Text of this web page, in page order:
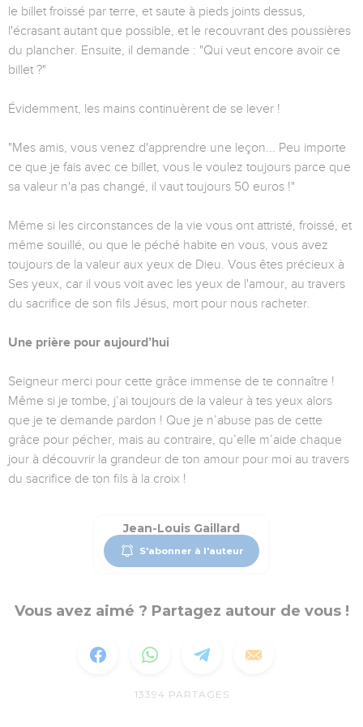
le billet froissé par terre, et saute à pieds joints dessus,
l'écrasant autant que possible, et le recouvrant des poussières
du plancher. Ensuite, il demande : "Qui veut encore avoir ce
billet ?"
Évidemment, les mains continuèrent de se lever !
"Mes amis, vous venez d'apprendre une leçon... Peu importe
ce que je fais avec ce billet, vous le voulez toujours parce que
sa valeur n'a pas changé, il vaut toujours 50 euros !"
Même si les circonstances de la vie vous ont attristé, froissé, et
même souillé, ou que le péché habite en vous, vous avez
toujours de la valeur aux yeux de Dieu. Vous êtes précieux à
Ses yeux, car il vous voit avec les yeux de l'amour, au travers
du sacrifice de son fils Jésus, mort pour nous racheter.
Une prière pour aujourd’hui
Seigneur merci pour cette grâce immense de te connaître !
Même si je tombe, j’ai toujours de la valeur à tes yeux alors
que je te demande pardon ! Que je n’abuse pas de cette
grâce pour pécher, mais au contraire, qu’elle m’aide chaque
jour à découvrir la grandeur de ton amour pour moi au travers
du sacrifice de ton fils à la croix !
Jean-Louis Gaillard
S'abonner à l'auteur
Vous avez aimé ? Partagez autour de vous !
13394 PARTAGES